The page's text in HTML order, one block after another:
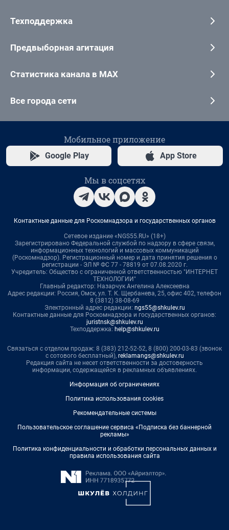
Техподдержка
Предвыборная агитация
Статистика канала в MAX
Все города сети
Мобильное приложение
Google Play App Store
Мы в соцсетях
Контактные данные для Роскомнадзора и государственных органов
Сетевое издание «NGS55.RU» (18+)
Зарегистрировано Федеральной службой по надзору в сфере связи,
информационных технологий и массовых коммуникаций
(Роскомнадзор). Регистрационный номер и дата принятия решения о
регистрации - ЭЛ № ФС 77 - 78819 от 07.08.2020 г.
Учредитель: Общество с ограниченной ответственностью "ИНТЕРНЕТ
ТЕХНОЛОГИИ"
Главный редактор: Назарчук Ангелина Алексеевна
Адрес редакции: Россия, Омск, ул. Т. К. Щербанева, 25, офис 402, телефон
8 (3812) 38-08-69
Электронный адрес редакции: ngs55@shkulev.ru
Контактные данные для Роскомнадзора и государственных органов:
juristnsk@shkulev.ru
Техподдержка: help@shkulev.ru
Связаться с отделом продаж: 8 (383) 212-52-52, 8 (800) 200-03-83 (звонок
с сотового бесплатный), reklamangs@shkulev.ru
Редакция сайта не несет ответственности за достоверность
информации, содержащейся в рекламных объявлениях.
Информация об ограничениях
Политика использования cookies
Рекомендательные системы
Пользовательское соглашение сервиса «Подписка без баннерной
рекламы»
Политика конфиденциальности и обработки персональных данных и
правила использования сайта